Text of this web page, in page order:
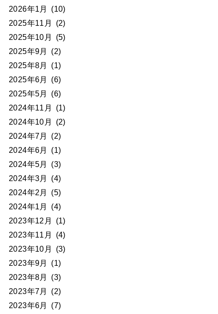
2026年1月
(10)
2025年11月
(2)
2025年10月
(5)
2025年9月
(2)
2025年8月
(1)
2025年6月
(6)
2025年5月
(6)
2024年11月
(1)
2024年10月
(2)
2024年7月
(2)
2024年6月
(1)
2024年5月
(3)
2024年3月
(4)
2024年2月
(5)
2024年1月
(4)
2023年12月
(1)
2023年11月
(4)
2023年10月
(3)
2023年9月
(1)
2023年8月
(3)
2023年7月
(2)
2023年6月
(7)